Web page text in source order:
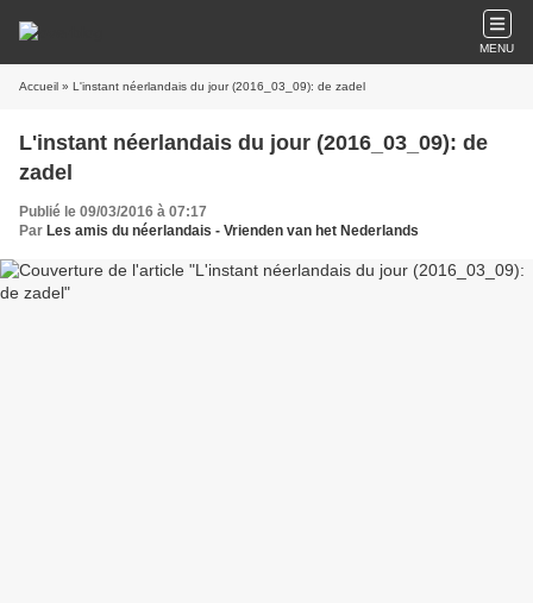
MENU
Accueil » L'instant néerlandais du jour (2016_03_09): de zadel
L'instant néerlandais du jour (2016_03_09): de
zadel
Publié le 09/03/2016 à 07:17
Par Les amis du néerlandais - Vrienden van het Nederlands